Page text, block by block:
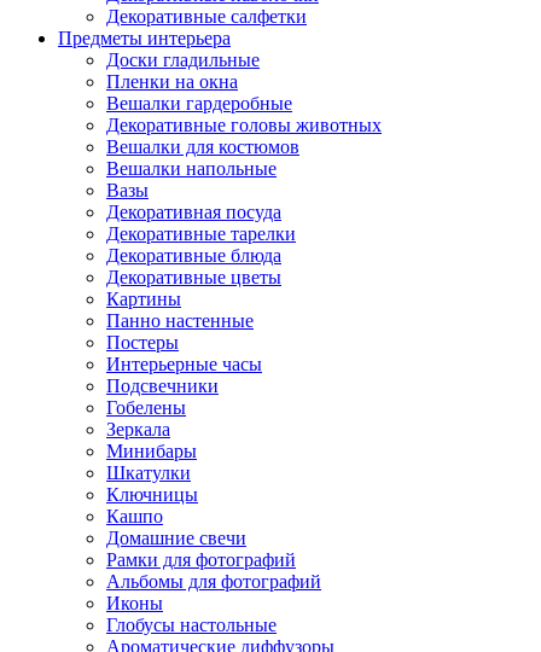
Декоративные салфетки
Предметы интерьера
Доски гладильные
Пленки на окна
Вешалки гардеробные
Декоративные головы животных
Вешалки для костюмов
Вешалки напольные
Вазы
Декоративная посуда
Декоративные тарелки
Декоративные блюда
Декоративные цветы
Картины
Панно настенные
Постеры
Интерьерные часы
Подсвечники
Гобелены
Зеркала
Минибары
Шкатулки
Ключницы
Кашпо
Домашние свечи
Рамки для фотографий
Альбомы для фотографий
Иконы
Глобусы настольные
Ароматические диффузоры